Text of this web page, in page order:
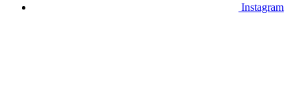
Instagram